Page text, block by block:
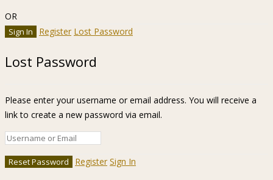
OR
Register Lost Password
Lost Password
Please enter your username or email address. You will receive a
link to create a new password via email.
Register Sign In